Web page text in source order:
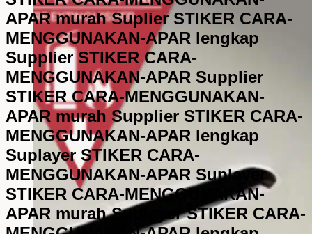
APAR murah Suplier STIKER CARA-
MENGGUNAKAN-APAR lengkap
Supplier STIKER CARA-
MENGGUNAKAN-APAR Supplier
STIKER CARA-MENGGUNAKAN-
APAR murah Supplier STIKER CARA-
MENGGUNAKAN-APAR lengkap
Suplayer STIKER CARA-
MENGGUNAKAN-APAR Suplayer
STIKER CARA-MENGGUNAKAN-
APAR murah Suplayer STIKER CARA-